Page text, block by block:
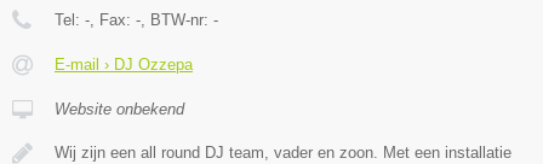
Tel: - , Fax: - , BTW-nr: -
E-mail › DJ Ozzepa
Website onbekend
Wij zijn een all round DJ team, vader en zoon. Met een installatie